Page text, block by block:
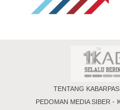
TENTANG KABARPAS
PEDOMAN MEDIA SIBER